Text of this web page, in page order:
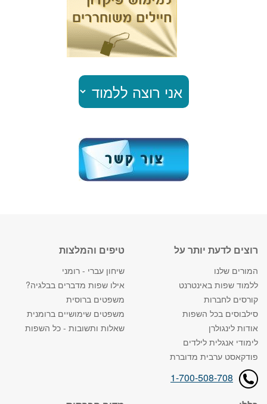
רוצים לדעת יותר על
המורים שלנו
ללמוד שפות באינטרנט
קורסים לחברות
סילבוסים בכל השפות
אודות לינגולרן
לימודי אנגלית לילדים
פודקאסט ערבית מדוברת
1-700-508-708
טיפים והמלצות
שיחון עברי - רומני
אילו שפות מדברים בבלגיה?
משפטים ברוסית
משפטים שימושיים ברומנית
שאלות ותשובות - כל השפות